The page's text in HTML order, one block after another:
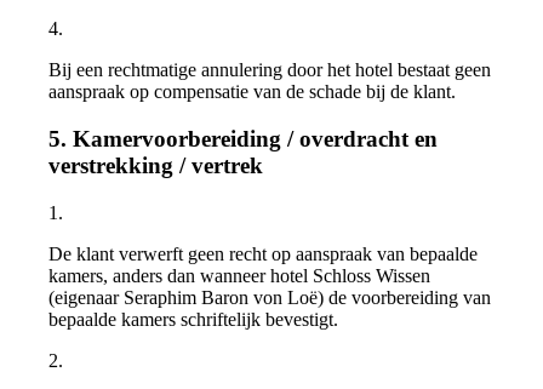
4.
Bij een rechtmatige annulering door het hotel bestaat geen
aanspraak op compensatie van de schade bij de klant.
5. Kamervoorbereiding / overdracht en
verstrekking / vertrek
1.
De klant verwerft geen recht op aanspraak van bepaalde
kamers, anders dan wanneer hotel Schloss Wissen
(eigenaar Seraphim Baron von Loë) de voorbereiding van
bepaalde kamers schriftelijk bevestigt.
2.